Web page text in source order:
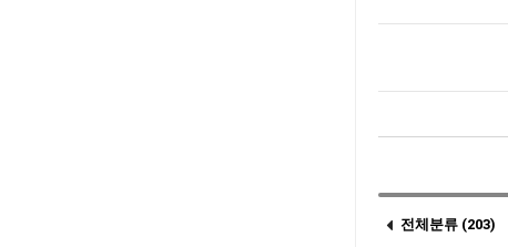
전체분류 (203)